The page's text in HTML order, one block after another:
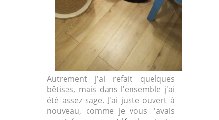
Autrement j'ai refait quelques
bêtises, mais dans l'ensemble j'ai
été assez sage. J'ai juste ouvert à
nouveau, comme je vous l'avais